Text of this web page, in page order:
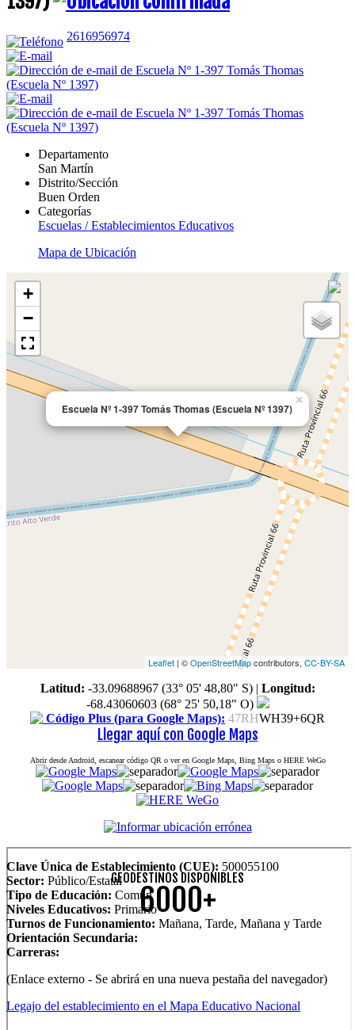
2616956974
Departamento
San Martín
Distrito/Sección
Buen Orden
Categorías
Escuelas / Establecimientos Educativos
Mapa de Ubicación
Escuela Nº 1-397 Tomás Thomas (Escuela Nº 1397)
×
+
−
Leaflet | ©OpenStreetMapcontributors, CC-BY-SA
Latitud: -33.09688967 (33° 05' 48,80" S)| Longitud:
-68.43060603 (68° 25' 50,18" O)
Código Plus (para Google Maps): 47RHWH39+6QR
Llegar aquí con Google Maps
Abrir desde Android, escanear código QR o ver en Google Maps, Bing Maps o HERE WeGo
Clave Única de Establecimiento (CUE): 500055100
Sector: Público/Estatal
Tipo de Educación: Común
Niveles Educativos: Primario
Turnos de Funcionamiento: Mañana, Tarde, Mañana y Tarde
Orientación Secundaria:
Carreras:
(Enlace externo - Se abrirá en una nueva pestaña del navegador)
Legajo del establecimiento en el Mapa Educativo Nacional
GEODESTINOS DISPONIBLES
6000+